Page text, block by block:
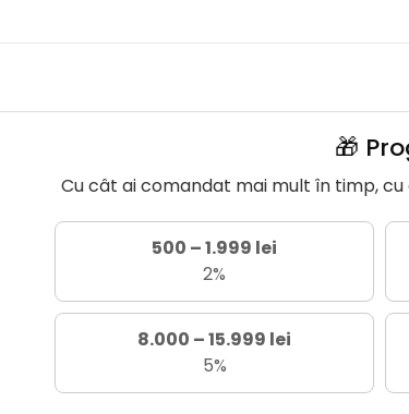
🎁
Cu cât ai comandat mai mult în timp,
500 – 1.999 lei
2%
8.000 – 15.999 lei
5%